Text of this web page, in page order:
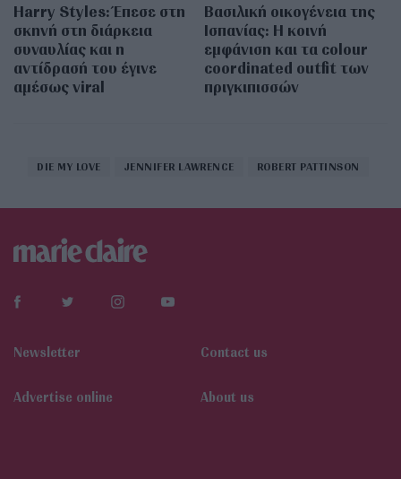
Harry Styles: Έπεσε στη
σκηνή στη διάρκεια
συναυλίας και η
αντίδρασή του έγινε
αμέσως viral
Βασιλική οικογένεια της
Ισπανίας: Η κοινή
εμφάνιση και τα colour
coordinated outfit των
πριγκιπισσών
DIE MY LOVE JENNIFER LAWRENCE ROBERT PATTINSON
Newsletter Contact us
Αdvertise online About us